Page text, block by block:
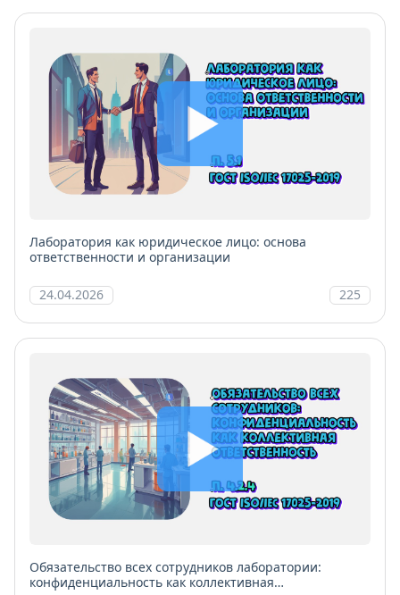
Лаборатория как юридическое лицо: основа
ответственности и организации
24.04.2026 225
Обязательство всех сотрудников лаборатории:
конфиденциальность как коллективная